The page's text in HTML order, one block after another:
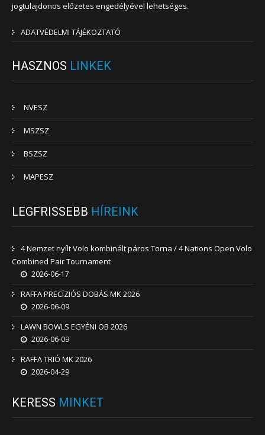
jogtulajdonos előzetes engedélyével lehetséges.
ADATVÉDELMI TÁJÉKOZTATÓ
HASZNOS LINKEK
NVESZ
MSZSZ
BSZSZ
MAPESZ
LEGFRISSEBB HÍREINK
4 Nemzet nyílt Volo kombinált páros Torna / 4 Nations Open Volo
Combined Pair Tournament
2026-06-17
RAFFA PRECÍZIÓS DOBÁS MK 2026
2026-06-09
LAWN BOWLS EGYÉNI OB 2026
2026-06-09
RAFFA TRIÓ MK 2026
2026-04-29
KERESS MINKET